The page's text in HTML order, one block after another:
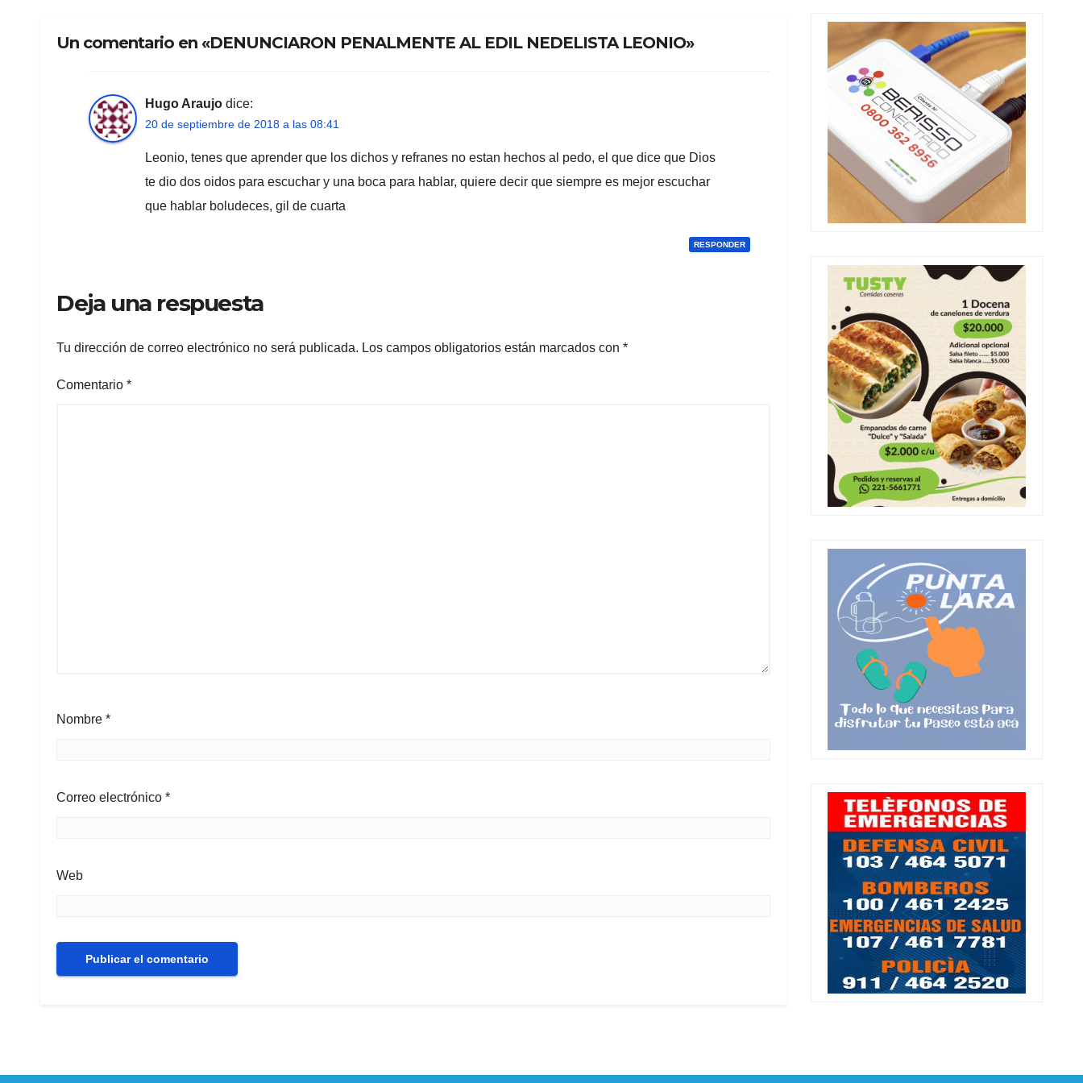
Un comentario en «DENUNCIARON PENALMENTE AL EDIL NEDELISTA LEONIO»
Hugo Araujo dice:
20 de septiembre de 2018 a las 08:41
Leonio, tenes que aprender que los dichos y refranes no estan hechos al pedo, el que dice que Dios
te dio dos oidos para escuchar y una boca para hablar, quiere decir que siempre es mejor escuchar
que hablar boludeces, gil de cuarta
RESPONDER
Deja una respuesta
Tu dirección de correo electrónico no será publicada. Los campos obligatorios están marcados con *
Comentario *
Nombre *
Correo electrónico *
Web